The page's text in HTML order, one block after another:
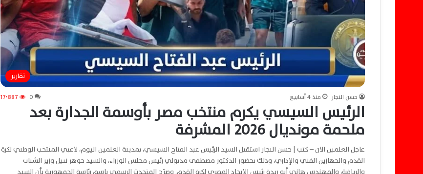
تقارير
حسن النجار منذ 4 أسابيع 0 17٬887
الرئيس السيسي يكرم منتخب مصر بأوسمة الجدارة بعد
ملحمة مونديال 2026 المشرفة
عاجل العلمين الان – كتب | حسن النجار استقبل السيد الرئيس عبد الفتاح السيسي، بمدينة العلمين اليوم، لاعبي المنتخب الوطني لكرة
القدم والجهازين الفني والإداري، وذلك بحضور الدكتور مصطفى مدبولي رئيس مجلس الوزراء، والسيد جوهر نبيل وزير الشباب